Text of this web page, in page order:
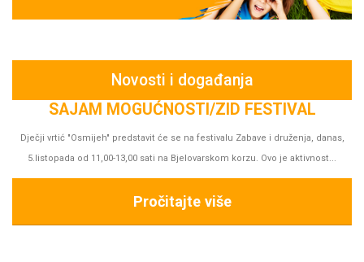
Novosti i događanja
SAJAM MOGUĆNOSTI/ZID FESTIVAL
Dječji vrtić "Osmijeh" predstavit će se na festivalu Zabave i druženja, danas,
5.listopada od 11,00-13,00 sati na Bjelovarskom korzu. Ovo je aktivnost...
Pročitajte više